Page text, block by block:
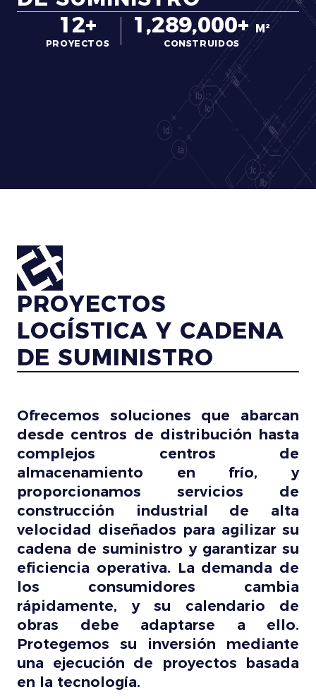
12+
PROYECTOS
1,289,000+M²
CONSTRUIDOS
PROYECTOS
LOGÍSTICA Y CADENA
DE SUMINISTRO
Ofrecemos soluciones que abarcan
desde centros de distribución hasta
complejos centros de
almacenamiento en frío, y
proporcionamos servicios de
construcción industrial de alta
velocidad diseñados para agilizar su
cadena de suministro y garantizar su
eficiencia operativa. La demanda de
los consumidores cambia
rápidamente, y su calendario de
obras debe adaptarse a ello.
Protegemos su inversión mediante
una ejecución de proyectos basada
en la tecnología.